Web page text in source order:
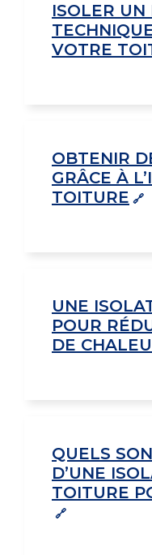
ISOLER
VOTRE
OBTENIR
GRÂCE À
TOITURE
UNE
POUR
DE
QUELS
D’UNE
TOITURE